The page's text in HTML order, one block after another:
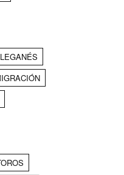
LEGANÉS